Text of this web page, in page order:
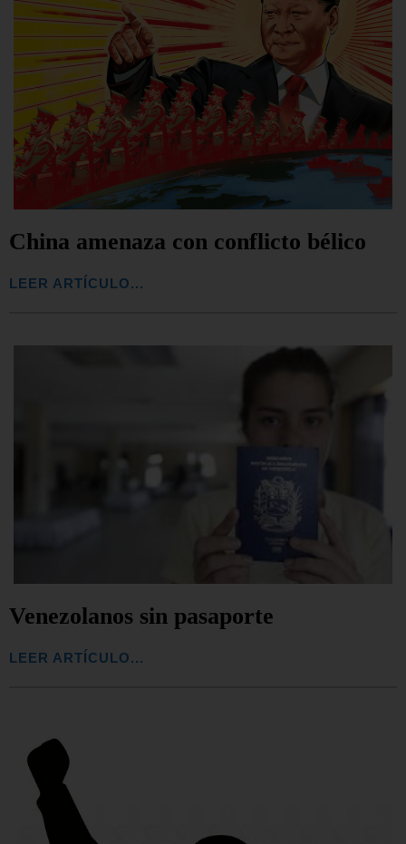
China amenaza con conflicto bélico
LEER ARTÍCULO...
Venezolanos sin pasaporte
LEER ARTÍCULO...